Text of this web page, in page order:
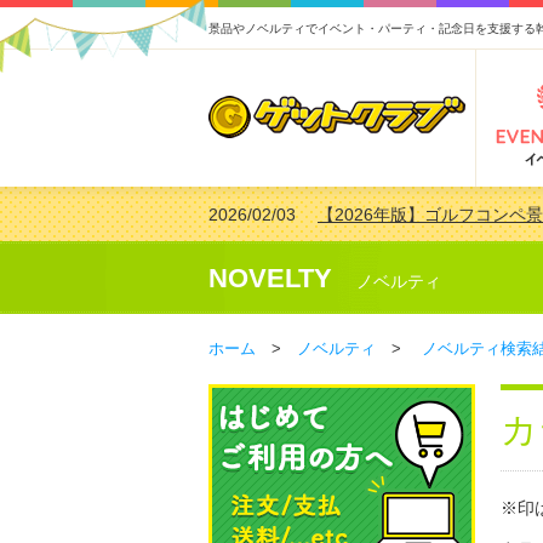
景品やノベルティでイベント・パーティ・記念日を支援する
2026/02/03【2026年版】ゴルフコンペ
2026/07/15【2026年版】ビンゴゲーム
2026/04/03【2026年版】ゴルフコンペ
2026/02/16 【2026年版】結婚式の二次
NOVELTY ノベルティ
ホーム > ノベルティ > ノベルティ検索
※印